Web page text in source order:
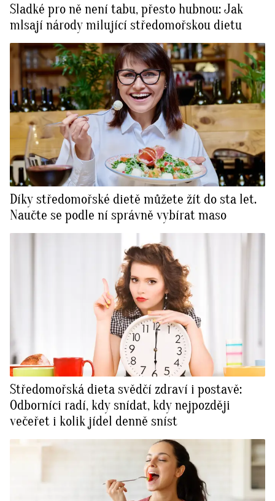
Sladké pro ně není tabu, přesto hubnou: Jak
mlsají národy milující středomořskou dietu
Díky středomořské dietě můžete žít do sta let.
Naučte se podle ní správně vybírat maso
Středomořská dieta svědčí zdraví i postavě:
Odborníci radí, kdy snídat, kdy nejpozději
večeřet i kolik jídel denně sníst